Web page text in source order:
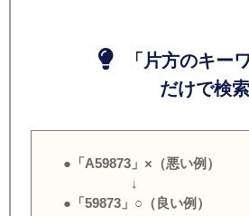
「片方のキーワ
だけで検索
●「A59873」×（悪い例）
↓
●「59873」○（良い例）